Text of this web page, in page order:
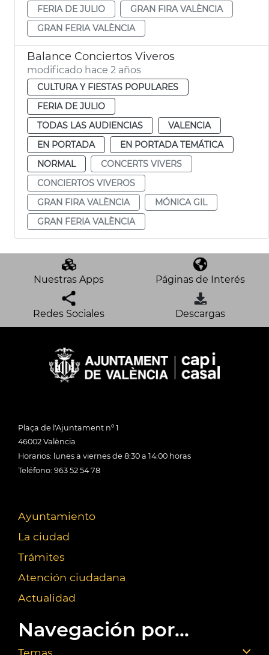
FERIA DE JULIO
GRAN FIRA VALÈNCIA
GRAN FERIA VALÈNCIA
Balance Conciertos Viveros
modificado hace 2 años
CULTURA Y FIESTAS POPULARES
FERIA DE JULIO
TODAS LAS AUDIENCIAS
VALENCIA
EN PORTADA
EN PORTADA TEMÁTICA
NORMAL
CONCERTS VIVERS
CONCIERTOS VIVEROS
GRAN FIRA VALÈNCIA
MÓNICA GIL
GRAN FERIA VALÈNCIA
Nuestras Apps Páginas de Interés
Redes Sociales Descargas
Plaça de l'Ajuntament nº 1
46002 València
Horarios: lunes a viernes de 8:30 a 14:00 horas
Teléfono: 963 52 54 78
Ayuntamiento
La ciudad
Trámites
Atención ciudadana
Actualidad
Navegación por...
Temas